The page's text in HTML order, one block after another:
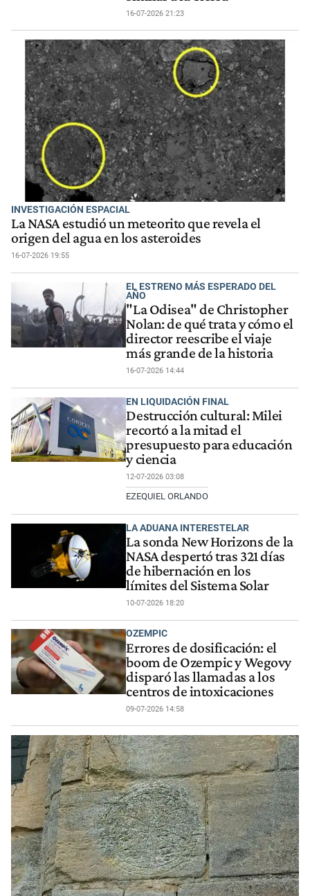
16-07-2026 21:23
INVESTIGACIÓN ESPACIAL
La NASA estudió un meteorito que revela el
origen del agua en los asteroides
16-07-2026 19:55
EL ESTRENO MÁS ESPERADO DEL
AÑO
"La Odisea" de Christopher
Nolan: de qué trata y cómo el
director reescribe el viaje
más grande de la historia
16-07-2026 14:44
EN LIQUIDACIÓN FINAL
Destrucción cultural: Milei
recortó a la mitad el
presupuesto para educación
y ciencia
12-07-2026 03:08
EZEQUIEL ORLANDO
LA ADUANA INTERESTELAR
La sonda New Horizons de la
NASA despertó tras 321 días
de hibernación en los
límites del Sistema Solar
10-07-2026 18:20
OZEMPIC
Errores de dosificación: el
boom de Ozempic y Wegovy
disparó las llamadas a los
centros de intoxicaciones
09-07-2026 14:58